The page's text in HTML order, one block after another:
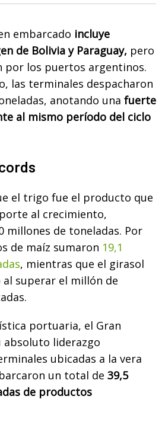
embarcado incluye
de Bolivia y Paraguay, pero
por los puertos argentinos.
las terminales despacharon
anotando una fuerte
al mismo período del ciclo
el trigo fue el producto que
al crecimiento,
millones de toneladas. Por
de maíz sumaron 19,1
, mientras que el girasol
superar el millón de
portuaria, el Gran
absoluto liderazgo
ubicadas a la vera
un total de 39,5
de productos